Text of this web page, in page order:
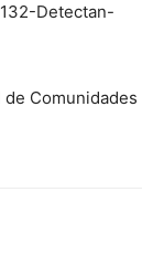
Detectan-
Comunidades